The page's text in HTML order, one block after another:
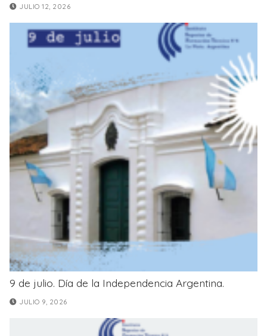
JULIO 12, 2026
9 de julio. Día de la Independencia Argentina.
JULIO 9, 2026